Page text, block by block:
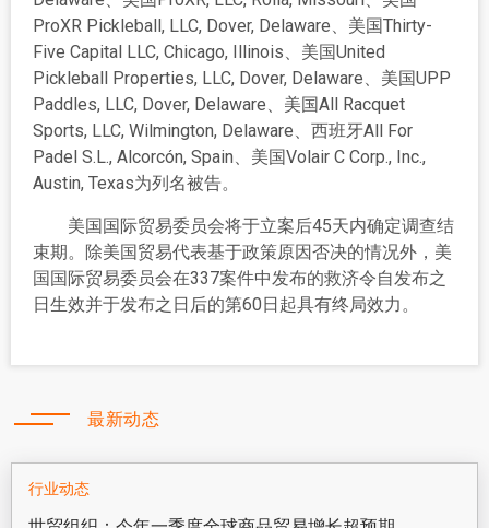
ProXR Pickleball, LLC, Dover, Delaware、美国Thirty-
Five Capital LLC, Chicago, Illinois、美国United
Pickleball Properties, LLC, Dover, Delaware、美国UPP
Paddles, LLC, Dover, Delaware、美国All Racquet
Sports, LLC, Wilmington, Delaware、西班牙All For
Padel S.L., Alcorcón, Spain、美国Volair C Corp., Inc.,
Austin, Texas为列名被告。
美国国际贸易委员会将于立案后45天内确定调查结
束期。除美国贸易代表基于政策原因否决的情况外，美
国国际贸易委员会在337案件中发布的救济令自发布之
日生效并于发布之日后的第60日起具有终局效力。
最新动态
行业动态